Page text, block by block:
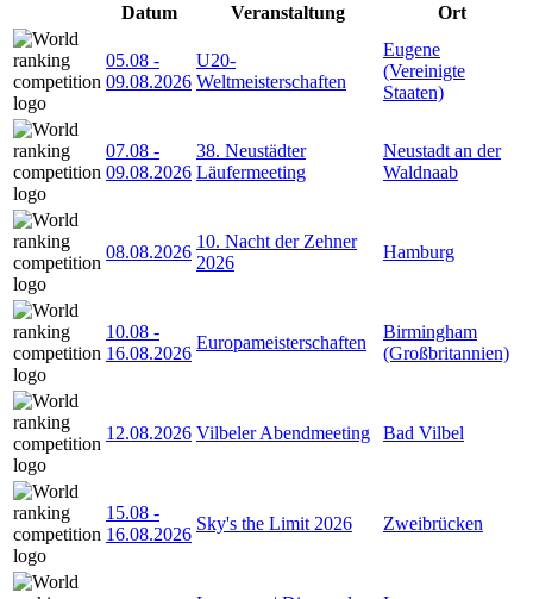
Datum
Veranstaltung Ort
05.08 -
09.08.2026
U20-
Weltmeisterschaften
Eugene
(Vereinigte
Staaten)
07.08 -
09.08.2026
38. Neustädter
Läufermeeting
Neustadt an der
Waldnaab
08.08.2026
10. Nacht der Zehner
2026
Hamburg
10.08 -
16.08.2026
Europameisterschaften
Birmingham
(Großbritannien)
12.08.2026 Vilbeler Abendmeeting Bad Vilbel
15.08 -
16.08.2026
Sky's the Limit 2026 Zweibrücken